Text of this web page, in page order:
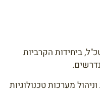
ביחידות הקרביות
מערכות טכנולוגיות